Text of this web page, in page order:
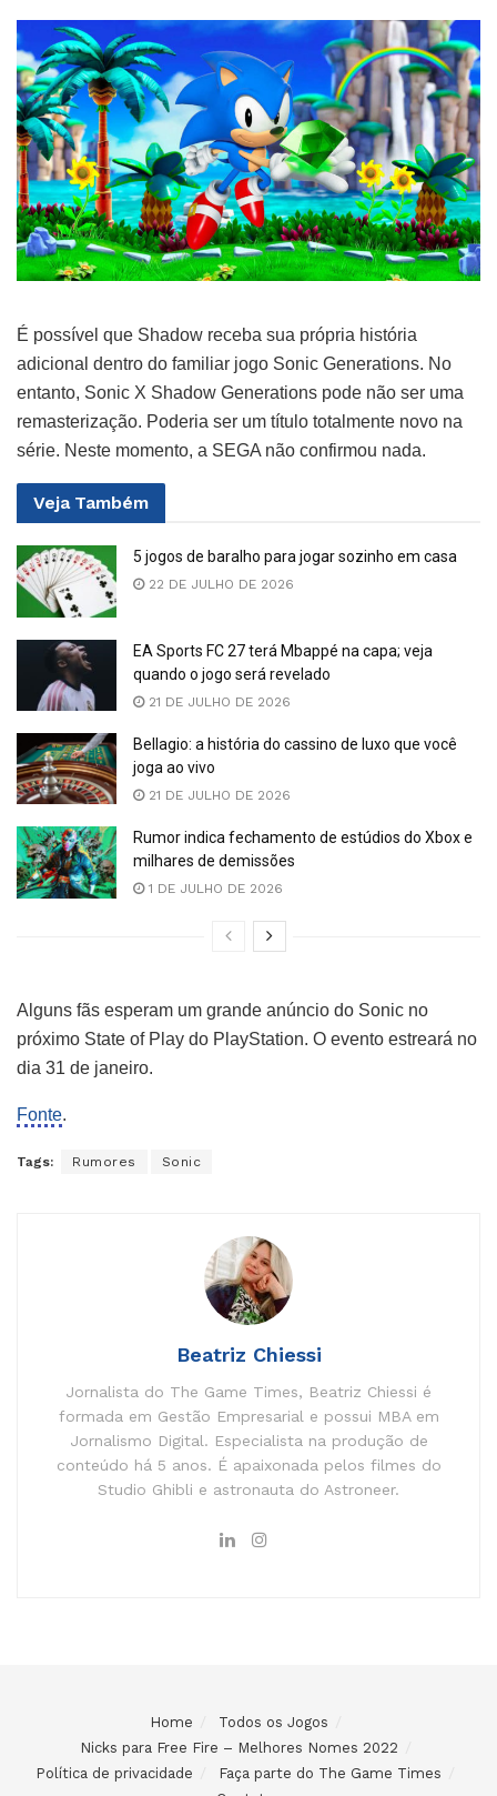
É possível que Shadow receba sua própria história
adicional dentro do familiar jogo Sonic Generations. No
entanto, Sonic X Shadow Generations pode não ser uma
remasterização. Poderia ser um título totalmente novo na
série. Neste momento, a SEGA não confirmou nada.
Veja Também
5 jogos de baralho para jogar sozinho em casa
22 DE JULHO DE 2026
EA Sports FC 27 terá Mbappé na capa; veja
quando o jogo será revelado
21 DE JULHO DE 2026
Bellagio: a história do cassino de luxo que você
joga ao vivo
21 DE JULHO DE 2026
Rumor indica fechamento de estúdios do Xbox e
milhares de demissões
1 DE JULHO DE 2026
Alguns fãs esperam um grande anúncio do Sonic no
próximo State of Play do PlayStation. O evento estreará no
dia 31 de janeiro.
Fonte.
Tags: Rumores Sonic
Beatriz Chiessi
Jornalista do The Game Times, Beatriz Chiessi é
formada em Gestão Empresarial e possui MBA em
Jornalismo Digital. Especialista na produção de
conteúdo há 5 anos. É apaixonada pelos filmes do
Studio Ghibli e astronauta do Astroneer.
Home
Todos os Jogos
Nicks para Free Fire – Melhores Nomes 2022
Política de privacidade
Faça parte do The Game Times